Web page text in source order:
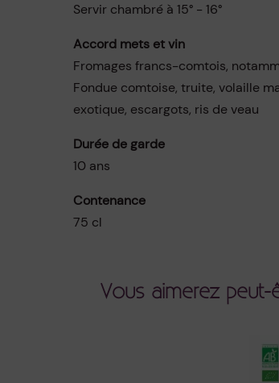
Servir chambré à 15° - 16°
Accord mets et vin
Fromages francs-comtois,
Fondue comtoise, truite, volaille
exotique, escargots, ris de veau
Durée de garde
10 ans
Contenance
75 cl
Vous aimerez peut-